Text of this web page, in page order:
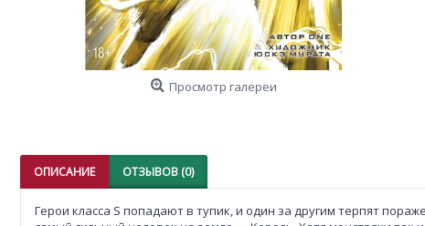
Просмотр галереи
ОПИСАНИЕ ОТЗЫВОВ (0)
Герои класса S попадают в тупик, и один за другим терпят